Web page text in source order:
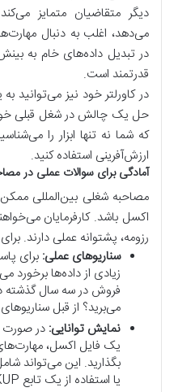
دیگر متقاضیان متمایز
می‌دهد، اغلب به دنبال
در تبدیل داده‌های خام به
قدرتمند است.
در کاورلتر خود نیز می‌توانید
حل یک چالش در شغل قبلی
که شما نه تنها ابزار را
ارزش‌آفرینی استفاده کنید.
آمادگی برای سوالات عملی در
مصاحبه شغلی بین‌المللی
اکسل باشد. کارفرمایان
رزومه، پشتوانه عملی دارند.
سناریوهای عملی: برای
زیادی از داده‌ها برخورد
فروش در سه سال گذشته
می‌برید؟ از قبل
نمایش توانایی: در صورت
یک فایل اکسل،
یا استفاده از یک تابع VLOOKUP باشد.